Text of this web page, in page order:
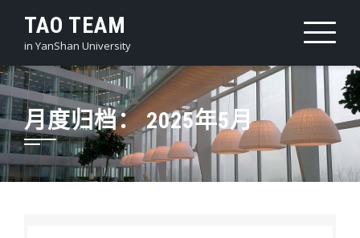
content
TAO TEAM
in YanShan University
月度归档：2025年5月